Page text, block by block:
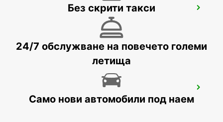
WARSAW CHOPIN AIRPORT
WARSAW HOTEL SOBIESKI MEETING
POINT
Без скрити такси
24/7 обслужване на повечето големи
летища
Само нови автомобили под наем